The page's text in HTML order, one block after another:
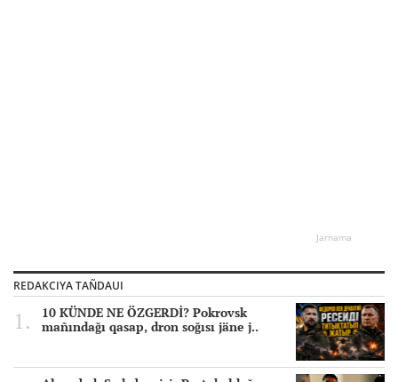
Jarnama
REDAKCIYA TAÑDAUI
10 KÜNDE NE ÖZGERDİ? Pokrovsk
mañındağı qasap, dron soğısı jäne j..